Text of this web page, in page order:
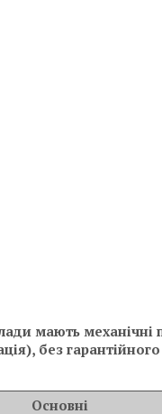
мають
без
Основні